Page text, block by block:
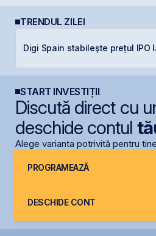
TRENDUL ZILEI
Digi Spain stabilește prețul IPO
START INVESTIȚII
Discută direct cu
deschide contul
Alege varianta potrivită pentru
PROGRAMEAZĂ
DESCHIDE CONT